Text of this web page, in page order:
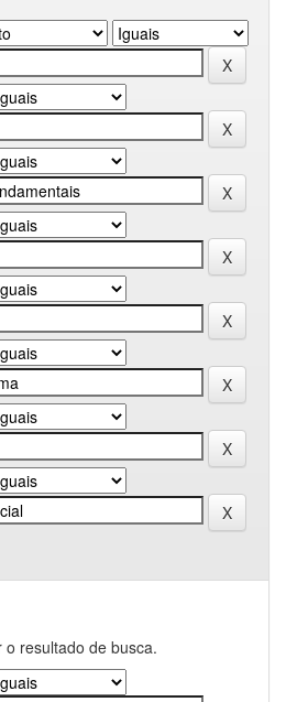
resultado de busca.